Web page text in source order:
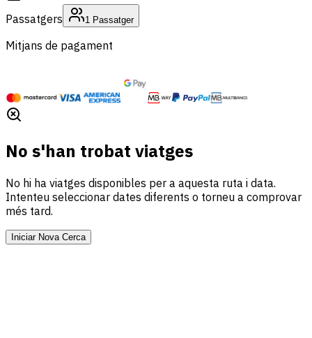
Passatgers 1 Passatger
Mitjans de pagament
No s'han trobat viatges
No hi ha viatges disponibles per a aquesta ruta i data.
Intenteu seleccionar dates diferents o torneu a comprovar
més tard.
Iniciar Nova Cerca